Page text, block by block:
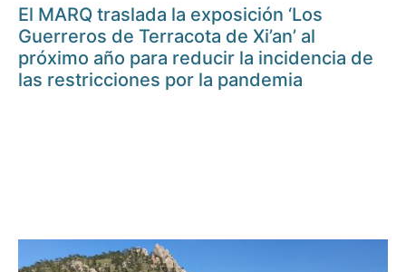
El MARQ traslada la exposición ‘Los
Guerreros de Terracota de Xi’an’ al
próximo año para reducir la incidencia de
las restricciones por la pandemia